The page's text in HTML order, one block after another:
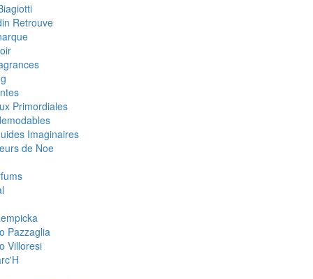
Retrouve
Primordiales
Imaginaires
de Noe
Pazzaglia
Villoresi